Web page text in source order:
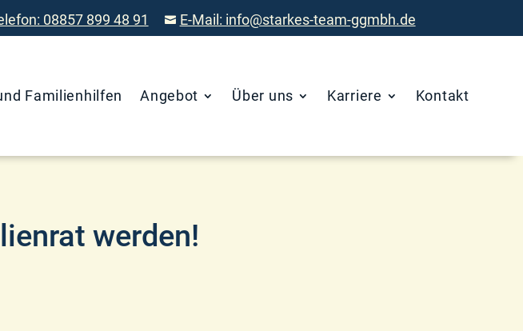
08857 899 48 91  E-Mail: info@starkes-team-ggmbh.de
Familienhilfen Angebot Über uns Karriere Kontakt
werden!